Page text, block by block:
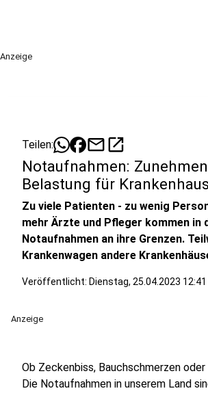
Anzeige
Teilen: mailopen_in_new
Notaufnahmen:
Belastung für
Zu viele Patienten - zu wenig
mehr Ärzte und Pfleger kommen in
Notaufnahmen an ihre Grenzen.
Krankenwagen andere
Veröffentlicht: Dienstag, 25.04.2023 12:41
Anzeige
Ob Zeckenbiss, Bauchschmerzen
Die Notaufnahmen in unserem Land